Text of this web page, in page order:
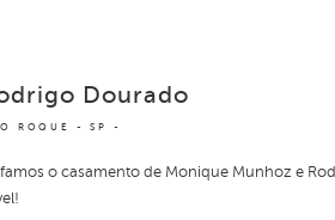
ROQUE - SP
Dourado
o casamento de Monique Munhoz e